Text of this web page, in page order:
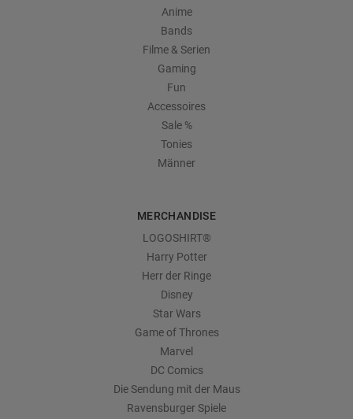
Anime
Bands
Filme & Serien
Gaming
Fun
Accessoires
Sale %
Tonies
Männer
MERCHANDISE
LOGOSHIRT®
Harry Potter
Herr der Ringe
Disney
Star Wars
Game of Thrones
Marvel
DC Comics
Die Sendung mit der Maus
Ravensburger Spiele